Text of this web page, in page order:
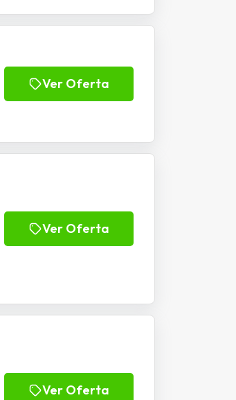
Ver Oferta
Ver Oferta
Ver Oferta